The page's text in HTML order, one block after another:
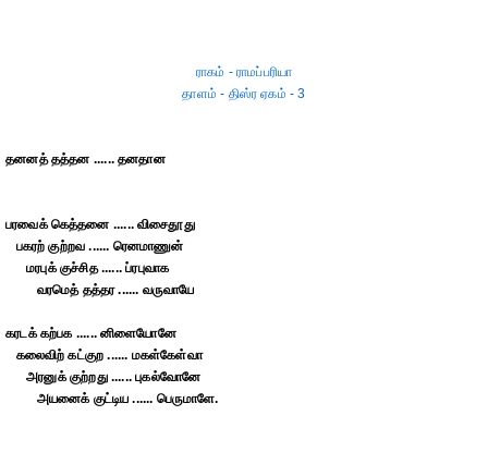
ராகம் - ராமப்பரியா
தாளம் - திஸ்ர ஏகம் - 3
தனனத் தத்தன ...... தனதான
பரவைக் கெத்தனை ...... விசைதூது
பகரற் குற்றவ ...... ரெனமாணுன்
மரபுக் குச்சித ...... ப்ரபுவாக
வரமெத் தத்தர ...... வருவாயே
கரடக் கற்பக ...... னிளையோனே
கலைவிற் கட்குற ...... மகள்கேள்வா
அரனுக் குற்றது ...... புகல்வோனே
அயனைக் குட்டிய ...... பெருமாளே.